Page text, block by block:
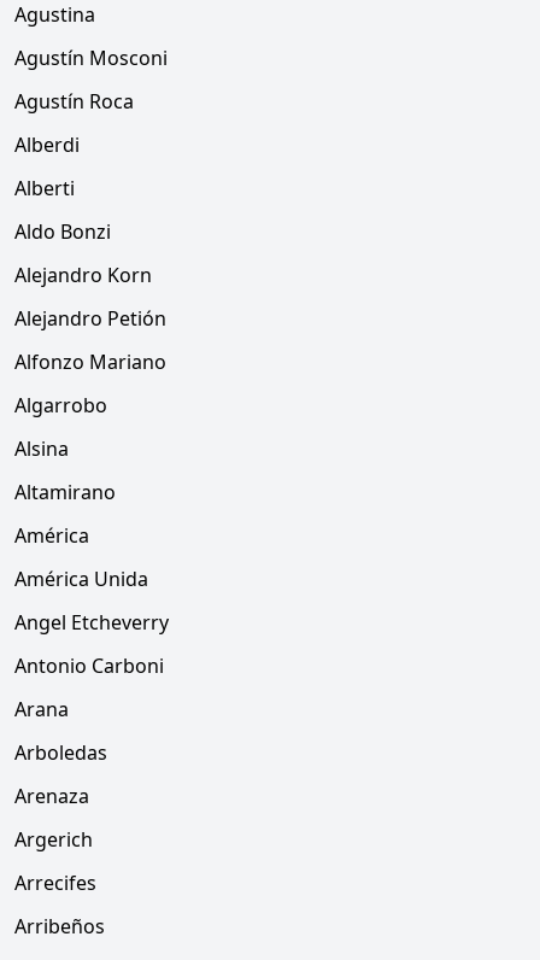
Agustina
Agustín Mosconi
Agustín Roca
Alberdi
Alberti
Aldo Bonzi
Alejandro Korn
Alejandro Petión
Alfonzo Mariano
Algarrobo
Alsina
Altamirano
América
América Unida
Angel Etcheverry
Antonio Carboni
Arana
Arboledas
Arenaza
Argerich
Arrecifes
Arribeños